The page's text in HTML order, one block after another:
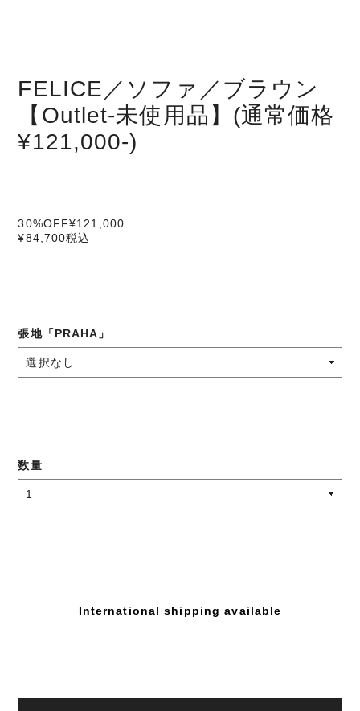
FELICE／ソファ／ブラウン
【Outlet-未使用品】(通常価格
¥121,000-)
30%OFF¥121,000
¥84,700税込
張地「PRAHA」
数量
International shipping available